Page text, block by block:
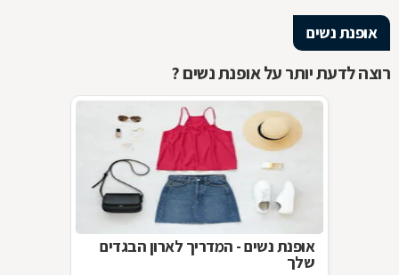
אופנת נשים
רוצה לדעת יותר על אופנת נשים ?
אופנת נשים - המדריך לארון הבגדים
שלך